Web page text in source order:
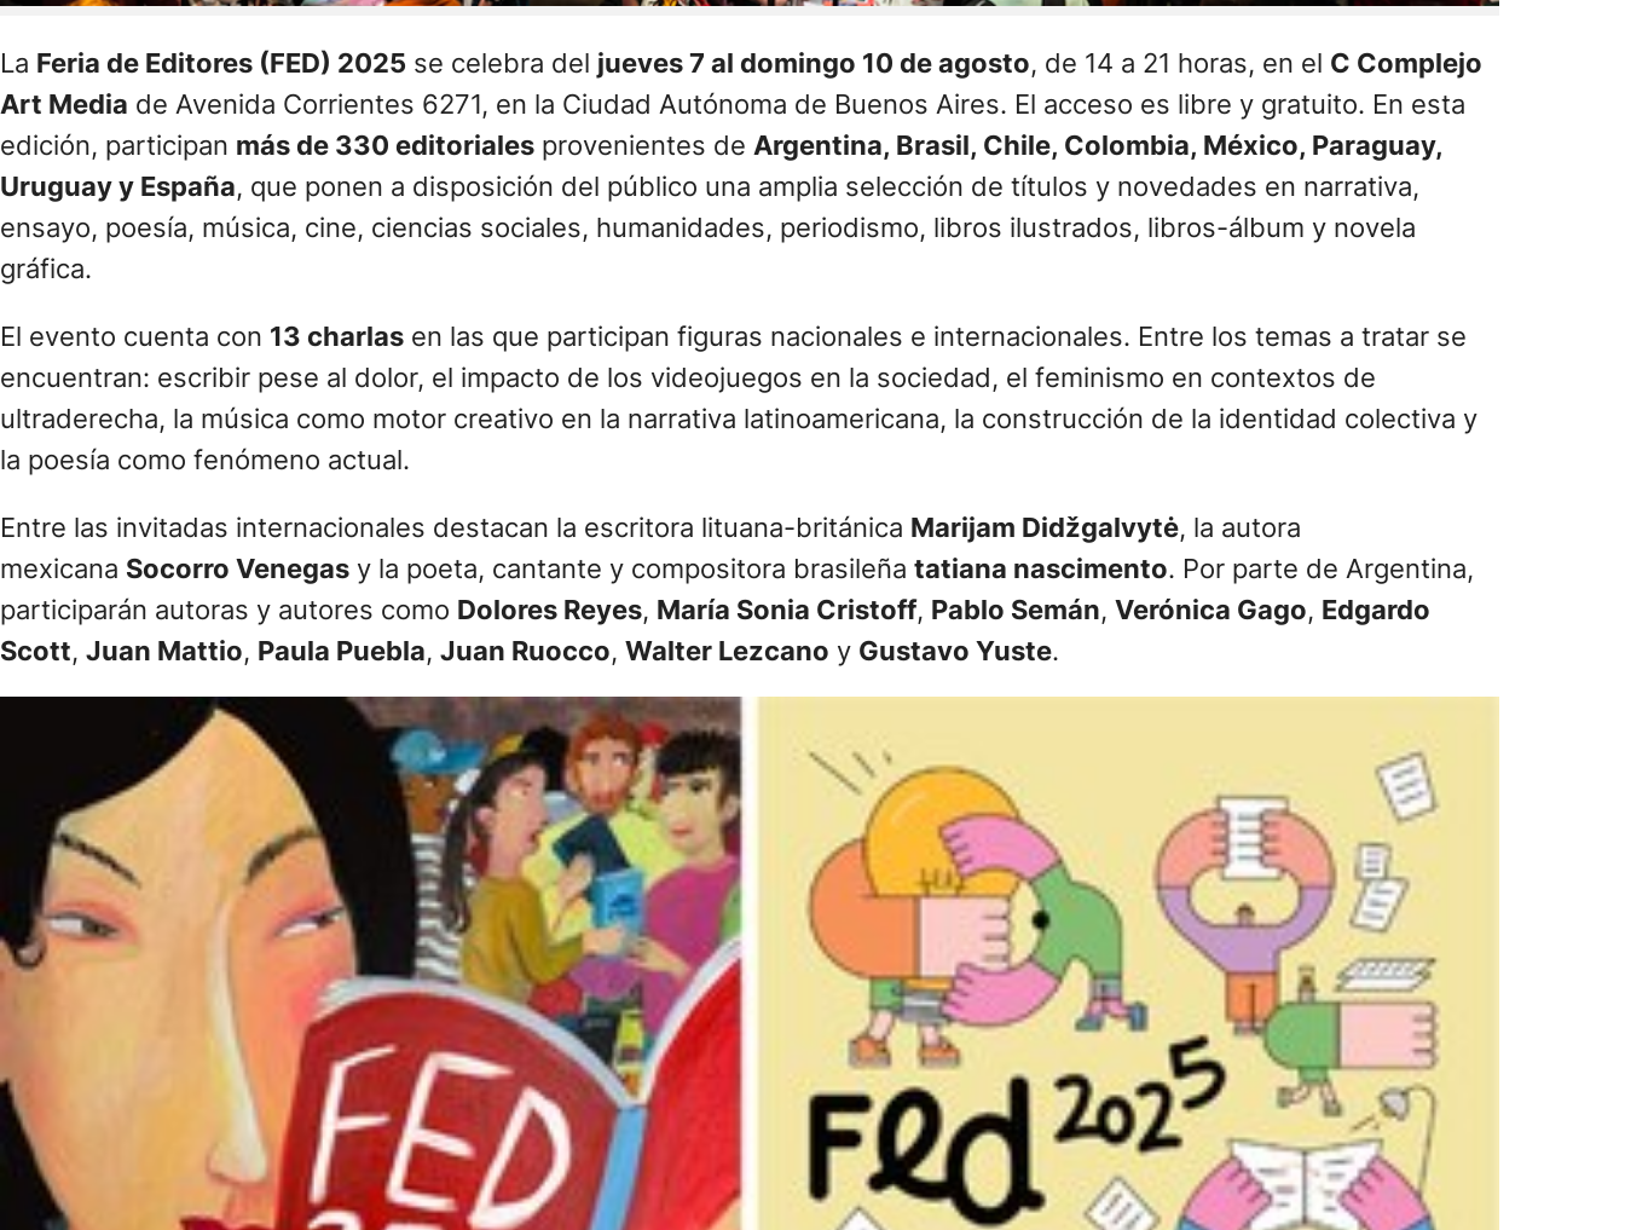
La Feria de Editores (FED) 2025 se celebra del jueves 7 al domingo 10 de agosto, de 14 a 21 horas, en el C Complejo
Art Media de Avenida Corrientes 6271, en la Ciudad Autónoma de Buenos Aires. El acceso es libre y gratuito. En esta
edición, participan más de 330 editoriales provenientes de Argentina, Brasil, Chile, Colombia, México, Paraguay,
Uruguay y España, que ponen a disposición del público una amplia selección de títulos y novedades en narrativa,
ensayo, poesía, música, cine, ciencias sociales, humanidades, periodismo, libros ilustrados, libros-álbum y novela
gráfica.
El evento cuenta con 13 charlas en las que participan figuras nacionales e internacionales. Entre los temas a tratar se
encuentran: escribir pese al dolor, el impacto de los videojuegos en la sociedad, el feminismo en contextos de
ultraderecha, la música como motor creativo en la narrativa latinoamericana, la construcción de la identidad colectiva y
la poesía como fenómeno actual.
Entre las invitadas internacionales destacan la escritora lituana-británica Marijam Didžgalvytė, la autora
mexicana Socorro Venegas y la poeta, cantante y compositora brasileña tatiana nascimento. Por parte de Argentina,
participarán autoras y autores como Dolores Reyes, María Sonia Cristoff, Pablo Semán, Verónica Gago, Edgardo
Scott, Juan Mattio, Paula Puebla, Juan Ruocco, Walter Lezcano y Gustavo Yuste.